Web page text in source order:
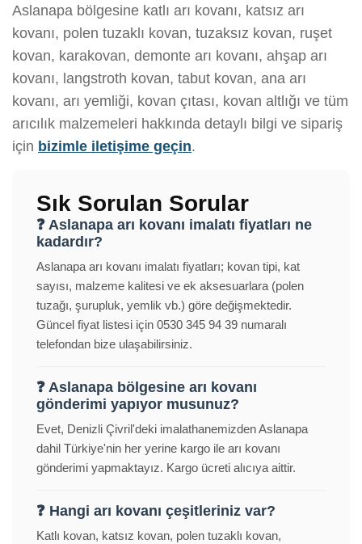
Aslanapa bölgesine katlı arı kovanı, katsız arı
kovanı, polen tuzaklı kovan, tuzaksız kovan, ruşet
kovan, karakovan, demonte arı kovanı, ahşap arı
kovanı, langstroth kovan, tabut kovan, ana arı
kovanı, arı yemliği, kovan çıtası, kovan altlığı ve tüm
arıcılık malzemeleri hakkında detaylı bilgi ve sipariş
için bizimle iletişime geçin.
Sık Sorulan Sorular
❓ Aslanapa arı kovanı imalatı fiyatları ne
kadardır?
Aslanapa arı kovanı imalatı fiyatları; kovan tipi, kat
sayısı, malzeme kalitesi ve ek aksesuarlara (polen
tuzağı, şurupluk, yemlik vb.) göre değişmektedir.
Güncel fiyat listesi için 0530 345 94 39 numaralı
telefondan bize ulaşabilirsiniz.
❓ Aslanapa bölgesine arı kovanı
gönderimi yapıyor musunuz?
Evet, Denizli Çivril'deki imalathanemizden Aslanapa
dahil Türkiye'nin her yerine kargo ile arı kovanı
gönderimi yapmaktayız. Kargo ücreti alıcıya aittir.
❓ Hangi arı kovanı çeşitleriniz var?
Katlı kovan, katsız kovan, polen tuzaklı kovan,